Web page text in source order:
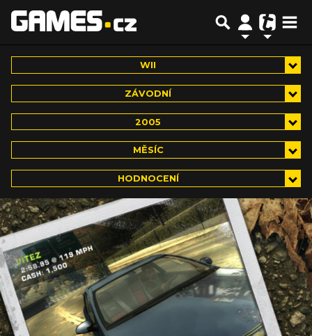
WII
ZÁVODNÍ
2005
MĚSÍC
HODNOCENÍ